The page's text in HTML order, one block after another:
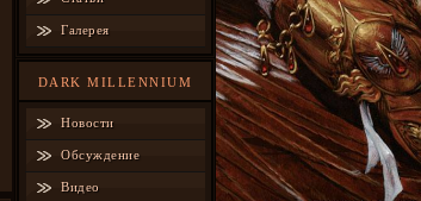
Галерея
DARK MILLENNIUM
Новости
Обсуждение
Видео